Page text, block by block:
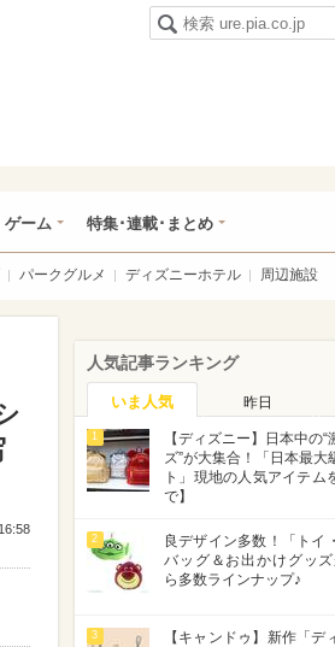
ゲーム 特集･連載･まとめ
パークグルメ ディズニーホテル 周辺施設
人気記事ランキング
いま人気 昨日
1
【ディズニー】日本中の
ズ”が大集合！「日本最大
ト」現地の人気アイテム
で】
2
良デザイン多数！「トイ
バッグ＆お出かけグッ
ら多数ラインナップ♪
3
【キャンドゥ】新作「デ